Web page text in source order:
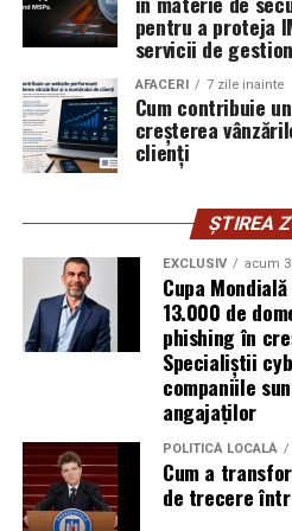
proasta calitate, sefi din
din spatele denunturilor si
politici si/sau economici
NU RATATI
Se va sesiza CCR si pe
protectiei datelor cu caracter
vigilența utilizatorului rămâne
explică Horațiu Șimon, Chief
cyber_Folks România.
Subiectul a fost semnalat și de
informările din ultima lună
operațiuni de dezinformare.
Avertismentele publice s-au
asupra fanilor și
specialiștii atrag atenția că
inclusiv atunci când nu au
industria sportului, turismului
Atacurile sunt mai eficiente
evenimentelor globale
Campaniile de phishing
pentru a proteja
servicii de
AFACERI 7 zile inainte
Cum contribuie
creșterea
clienți
ȘTIREA
EXCLUSIV acum
Cupa
13.000 de
phishing în
Specialiștii
companiile
angajaților
POLITICĂ LOCALĂ
Cum a
de trecere